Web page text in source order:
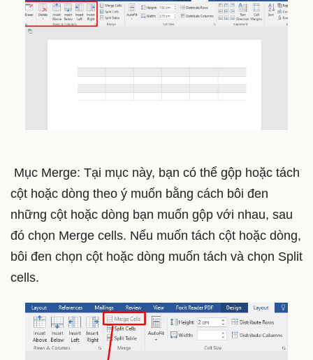
Mục Merge: Tại mục này, bạn có thể gộp hoặc tách
cột hoặc dòng theo ý muốn bằng cách bôi đen
những cột hoặc dòng bạn muốn gộp với nhau, sau
đó chọn Merge cells. Nếu muốn tách cột hoặc dòng,
bôi đen chọn cột hoặc dòng muốn tách và chọn Split
cells.